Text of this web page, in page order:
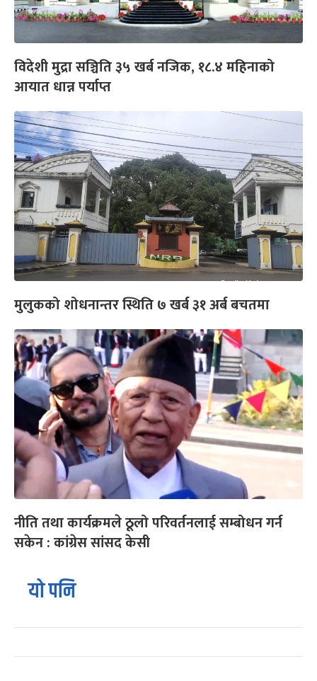
विदेशी मुद्रा सञ्चिति ३५ खर्ब नजिक, १८.४ महिनाको
आयात धान्न पर्याप्त
मुलुकको शोधनान्तर स्थिति ७ खर्ब ३१ अर्ब बचतमा
नीति तथा कार्यक्रमले ठूलो परिवर्तनलाई सम्बोधन गर्न
सकेन : कांग्रेस सांसद केसी
यो पनि